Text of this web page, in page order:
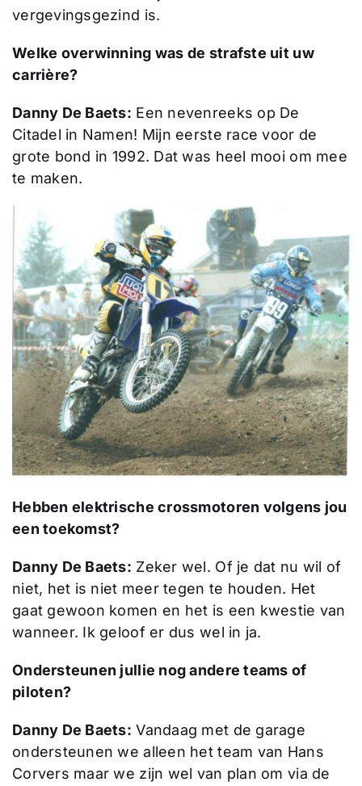
vergevingsgezind is.
Welke overwinning was de strafste uit uw
carrière?
Danny De Baets: Een nevenreeks op De
Citadel in Namen! Mijn eerste race voor de
grote bond in 1992. Dat was heel mooi om mee
te maken.
Hebben elektrische crossmotoren volgens jou
een toekomst?
Danny De Baets: Zeker wel. Of je dat nu wil of
niet, het is niet meer tegen te houden. Het
gaat gewoon komen en het is een kwestie van
wanneer. Ik geloof er dus wel in ja.
Ondersteunen jullie nog andere teams of
piloten?
Danny De Baets: Vandaag met de garage
ondersteunen we alleen het team van Hans
Corvers maar we zijn wel van plan om via de